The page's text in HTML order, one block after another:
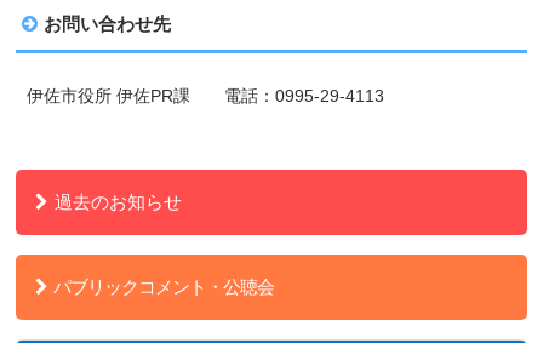
お問い合わせ先
伊佐市役所 伊佐PR課 電話：0995-29-4113
過去のお知らせ
パブリックコメント・公聴会